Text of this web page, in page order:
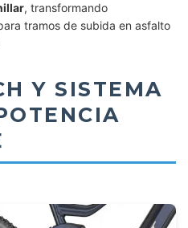
, transformando
tramos de subida en asfalto
Y SISTEMA